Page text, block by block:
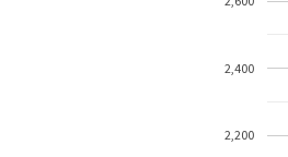
2,200
2,400